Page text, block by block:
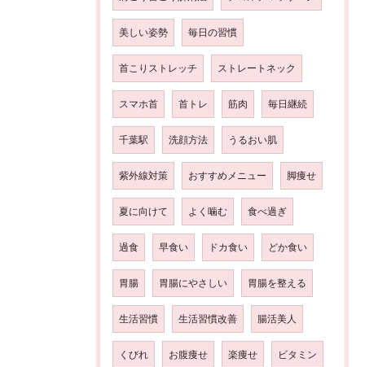
美しい姿勢 毎日の習慣
首こりストレッチ ストレートネック
スマホ首 首トレ 筋肉 毎日継続
千葉駅 洗顔方法 うるおい肌
紫外線対策 おすすめメニュー 脚痩せ
夏に向けて よく噛む 食べ過ぎ
過食 早食い ドカ食い どか食い
胃腸 胃腸にやさしい 胃腸を整える
生活習慣 生活習慣改善 腸活美人
くびれ お腹痩せ 楽痩せ ビタミン